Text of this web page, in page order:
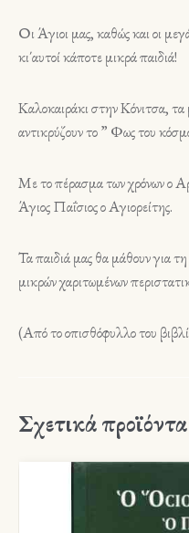
Οι Άγιοι μας, καθώς και οι
κι΄αυτοί κάποτε μικρά παιδιά!
Καλοκαιράκι στην Κόνιτσα,
αντικρύζουν το ” Φως του
Με το πέρασμα των χρόνων ο
Άγιος Παΐσιος ο Αγιορείτης.
Τα παιδιά μας θα μάθουν για
μικρών χαριτωμένων
(Από το οπισθόφυλλο του
Σχετικά προϊόντα